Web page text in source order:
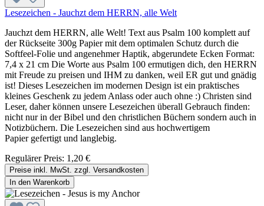
Lesezeichen - Jauchzt dem HERRN, alle Welt
Jauchzt dem HERRN, alle Welt! Text aus Psalm 100 komplett auf
der Rückseite 300g Papier mit dem optimalen Schutz durch die
Softfeel-Folie und angenehmer Haptik, abgerundete Ecken Format:
7,4 x 21 cm Die Worte aus Psalm 100 ermutigen dich, den HERRN
mit Freude zu preisen und IHM zu danken, weil ER gut und gnädig
ist! Dieses Lesezeichen im modernen Design ist ein praktisches
kleines Geschenk zu jedem Anlass oder auch ohne :) Christen sind
Leser, daher können unsere Lesezeichen überall Gebrauch finden:
nicht nur in der Bibel und den christlichen Büchern sondern auch in
Notizbüchern. Die Lesezeichen sind aus hochwertigem
Papier gefertigt und langlebig.
Regulärer Preis: 1,20 €
Preise inkl. MwSt. zzgl. Versandkosten
In den Warenkorb